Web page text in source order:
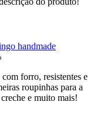
forro, resistentes e
roupinhas para a
e muito mais!